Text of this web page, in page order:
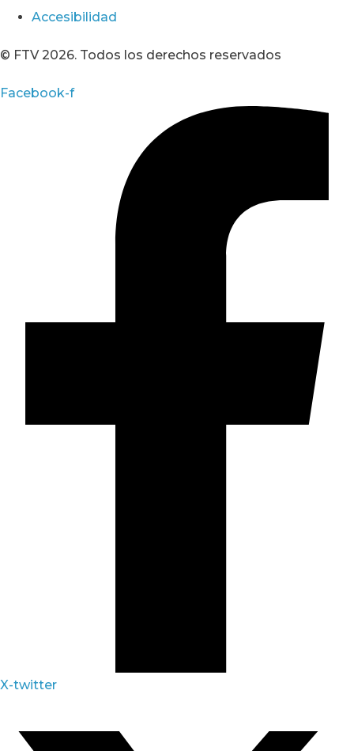
Accesibilidad
© FTV 2026. Todos los derechos reservados
Facebook-f
X-twitter